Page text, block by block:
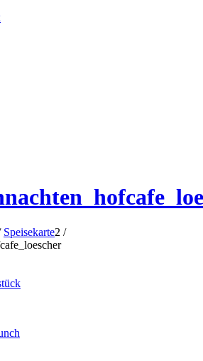
Speisekarte2 /